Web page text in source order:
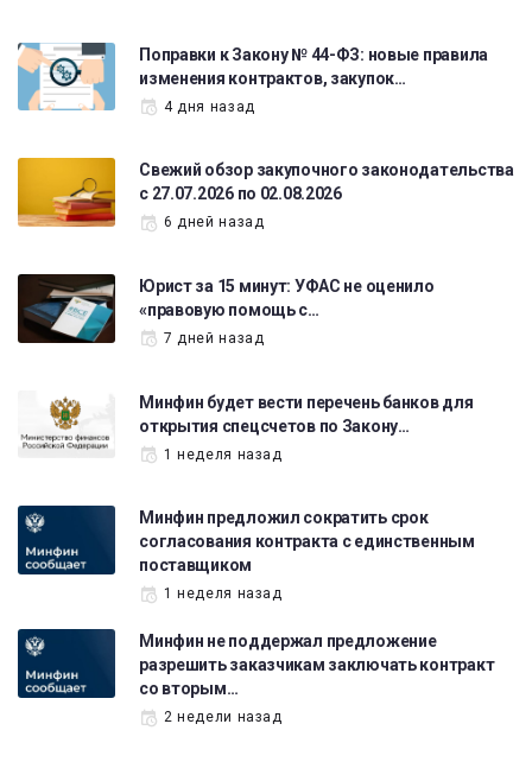
Поправки к Закону № 44-ФЗ: новые правила
изменения контрактов, закупок…
4 дня назад
Свежий обзор закупочного законодательства
с 27.07.2026 по 02.08.2026
6 дней назад
Юрист за 15 минут: УФАС не оценило
«правовую помощь с…
7 дней назад
Минфин будет вести перечень банков для
открытия спецсчетов по Закону…
1 неделя назад
Минфин предложил сократить срок
согласования контракта с единственным
поставщиком
1 неделя назад
Минфин не поддержал предложение
разрешить заказчикам заключать контракт
со вторым…
2 недели назад